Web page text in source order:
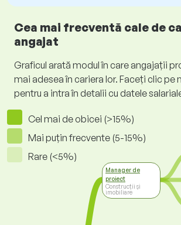
Cea mai frecventă cale de
angajat
Graficul arată modul în care angajații
mai adesea în cariera lor. Faceți clic pe
pentru a intra în detalii cu datele
Cel mai de obicei (>15%)
Mai puțin frecvente (5-15%)
Rare (<5%)
Manager de
proiect
Construcții și
imobiliare